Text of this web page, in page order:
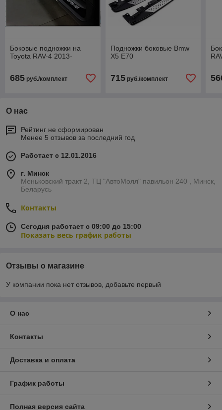
Боковые подножки на
Toyota RAV-4 2013-
685 руб./комплект
Подножки боковые Bmw
X5 E70
715руб./комплект
О нас
Рейтинг не сформирован
Менее 5 отзывов за последний год
Работает с 12.01.2016
г. Минск
Меньковский тракт 2, ТЦ "АвтоМолл" павильон 240 , Минск,
Беларусь
Контакты
Сегодня работает с 09:00 до 15:00
Показать весь график работы
Отзывы о магазине
У компании пока нет отзывов, добавьте первый
О нас
Контакты
Доставка и оплата
График работы
Полная версия сайта